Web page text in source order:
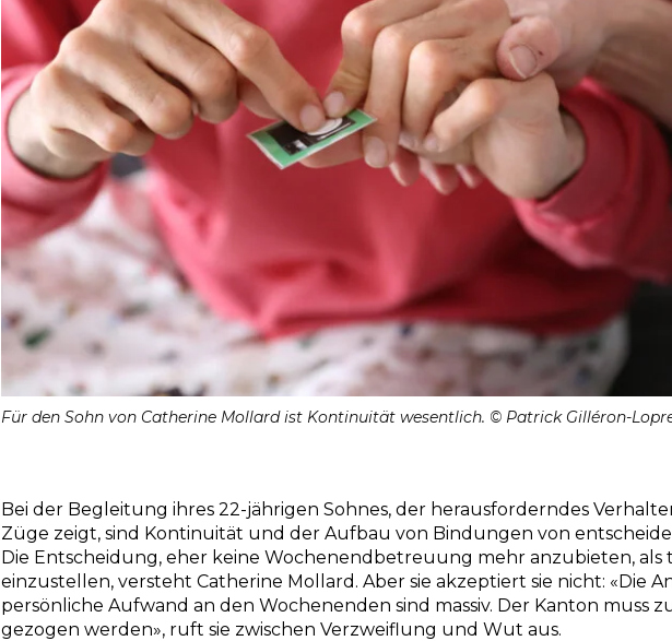
Für den Sohn von Catherine Mollard ist Kontinuität wesentlich. © Patrick Gilléron-
Bei der Begleitung ihres 22-jährigen Sohnes, der herausforderndes
Züge zeigt, sind Kontinuität und der Aufbau von Bindungen von
Die Entscheidung, eher keine Wochenendbetreuung mehr anzubieten, als
einzustellen, versteht Catherine Mollard. Aber sie akzeptiert sie nicht: «Die
persönliche Aufwand an den Wochenenden sind massiv. Der Kanton muss
gezogen werden», ruft sie zwischen Verzweiflung und Wut aus.